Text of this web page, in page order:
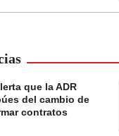
que la ADR
del cambio de
contratos